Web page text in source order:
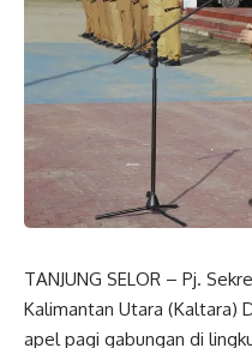
TANJUNG SELOR – Pj.
Kalimantan Utara (Kaltara)
apel pagi gabungan di